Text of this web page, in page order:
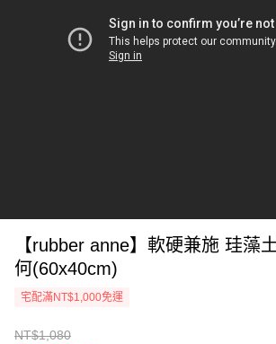
【rubber anne】軟硬兼施 珪藻
何(60x40cm)
宅配滿NT$1,000免運
NT$1,080